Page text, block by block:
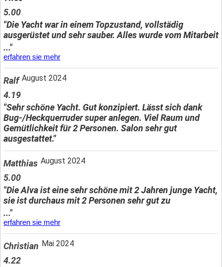
5.00
"Die Yacht war in einem Topzustand, vollstädig
ausgerüstet und sehr sauber. Alles wurde vom Mitarbeit
..."
erfahren sie mehr
Ralf August 2024
4.19
"Sehr schöne Yacht. Gut konzipiert. Lässt sich dank
Bug-/Heckquerruder super anlegen. Viel Raum und
Gemütlichkeit für 2 Personen. Salon sehr gut
ausgestattet."
Matthias August 2024
5.00
"Die Alva ist eine sehr schöne mit 2 Jahren junge Yacht,
sie ist durchaus mit 2 Personen sehr gut zu
..."
erfahren sie mehr
Christian Mai 2024
4.22